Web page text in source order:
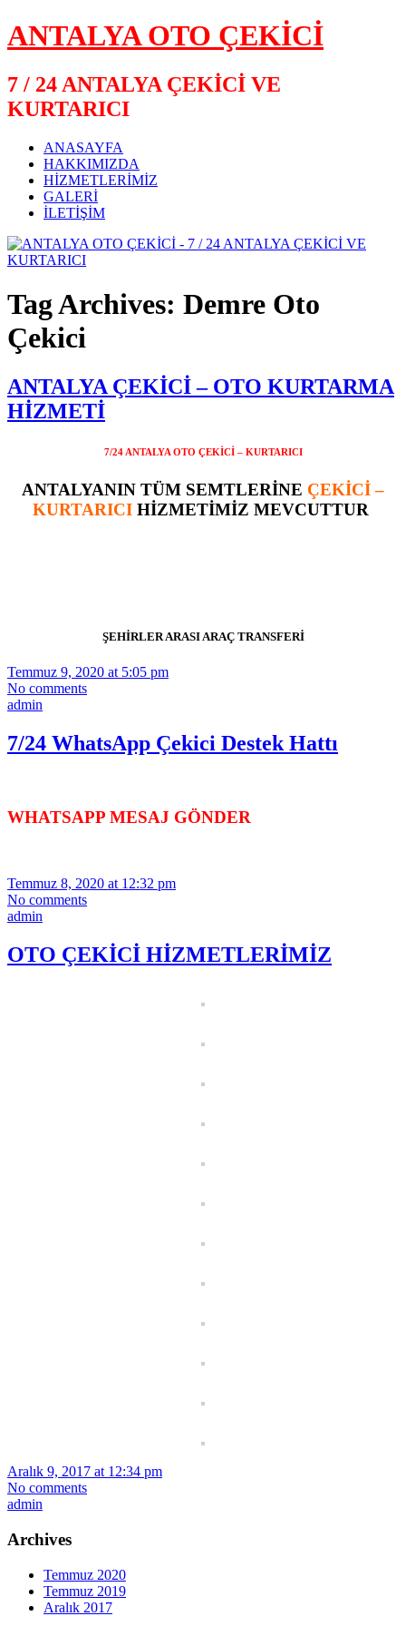
ANTALYA OTO ÇEKİCİ
7 / 24 ANTALYA ÇEKİCİ VE
KURTARICI
ANASAYFA
HAKKIMIZDA
HİZMETLERİMİZ
GALERİ
İLETİŞİM
Tag Archives: Demre Oto
Çekici
ANTALYA ÇEKİCİ – OTO KURTARMA
HİZMETİ
7/24 ANTALYA OTO ÇEKİCİ – KURTARICI
ANTALYANIN TÜM SEMTLERİNE ÇEKİCİ –
KURTARICI HİZMETİMİZ MEVCUTTUR
ŞEHİRLER ARASI ARAÇ TRANSFERİ
Temmuz 9, 2020 at 5:05 pm
No comments
admin
7/24 WhatsApp Çekici Destek Hattı
WHATSAPP MESAJ GÖNDER
Temmuz 8, 2020 at 12:32 pm
No comments
admin
OTO ÇEKİCİ HİZMETLERİMİZ
Aralık 9, 2017 at 12:34 pm
No comments
admin
Archives
Temmuz 2020
Temmuz 2019
Aralık 2017